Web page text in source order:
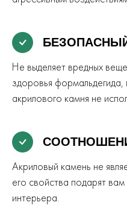
Не выделяет вредных
здоровья формальдегида,
акрилового камня не
Акриловый камень не
его свойства подарят
интерьера.